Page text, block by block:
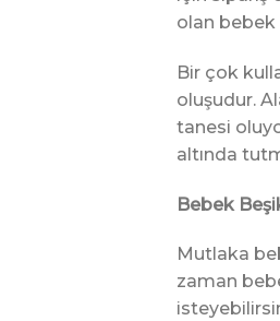
olan bebek
Bir çok
oluşudur.
tanesi
altında
Bebek
Mutlaka
zaman